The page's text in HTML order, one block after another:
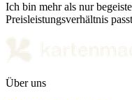
Ich bin mehr als nur
Preisleistungsverhältnis
Über uns